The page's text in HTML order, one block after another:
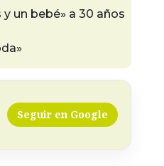
un bebé» a 30 años
Seguir en Google